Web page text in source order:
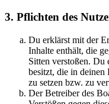
3. Pflichten des
Du erklärst mit der
Inhalte enthält, die
Sitten verstoßen. Du
besitzt, die in
zu setzen bzw. zu
Der Betreiber des